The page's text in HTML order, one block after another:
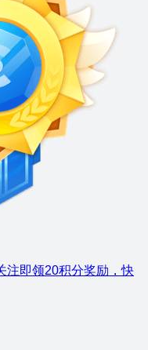
注即领20积分奖励，快